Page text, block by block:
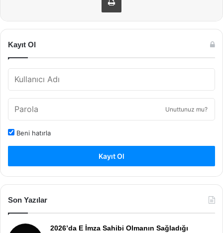
Kayıt Ol
Unuttunuz mu?
Beni hatırla
Kayıt Ol
Son Yazılar
2026’da E İmza Sahibi Olmanın Sağladığı